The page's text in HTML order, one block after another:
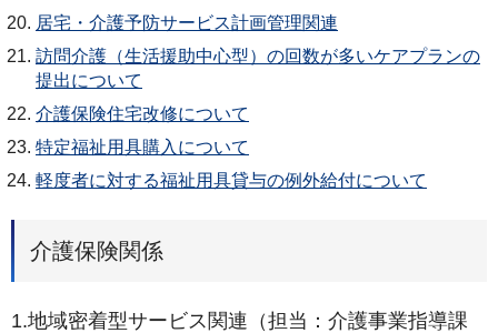
居宅・介護予防サービス計画管理関連
訪問介護（生活援助中心型）の回数が多いケアプランの
提出について
介護保険住宅改修について
特定福祉用具購入について
軽度者に対する福祉用具貸与の例外給付について
介護保険関係
1.地域密着型サービス関連（担当：介護事業指導課